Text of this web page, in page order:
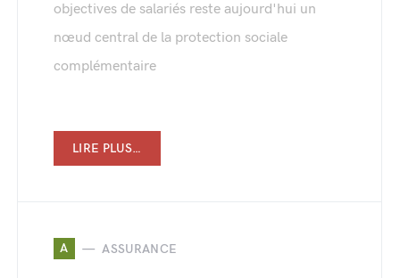
objectives de salariés reste aujourd'hui un
nœud central de la protection sociale
complémentaire
LIRE PLUS…
A ASSURANCE